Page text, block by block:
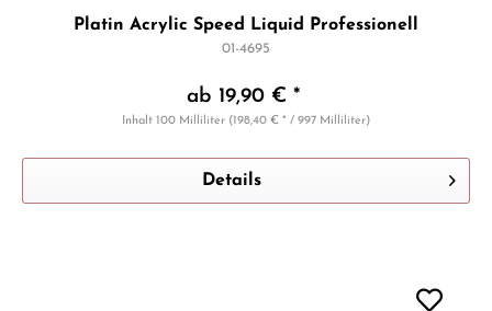
Platin Acrylic Speed Liquid Professionell
01-4695
ab 19,90 € *
Inhalt100 Milliliter (198,40 € * / 997 Milliliter)
Details